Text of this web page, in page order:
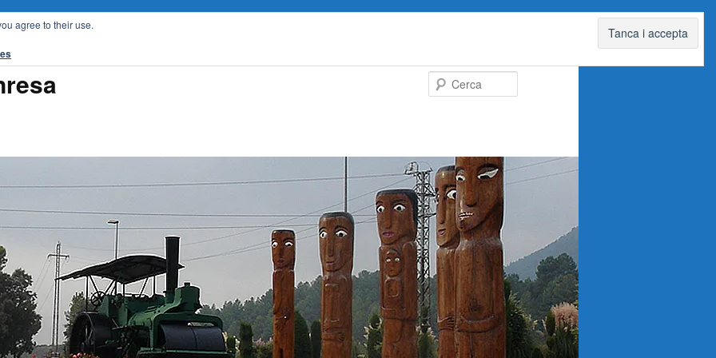
agree to their use.